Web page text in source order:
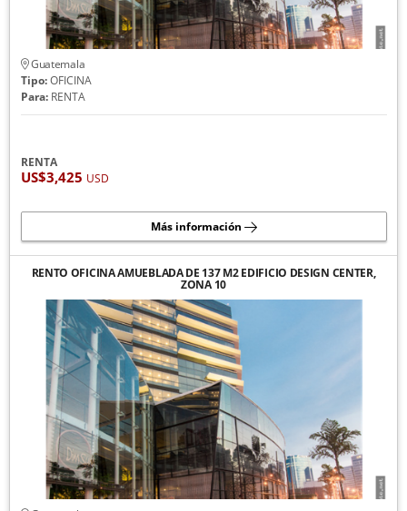
Guatemala
Tipo:OFICINA
Para:RENTA
RENTA
US$3,425 USD
Más información
RENTO OFICINA AMUEBLADA DE 137 M2 EDIFICIO DESIGN CENTER,
ZONA 10